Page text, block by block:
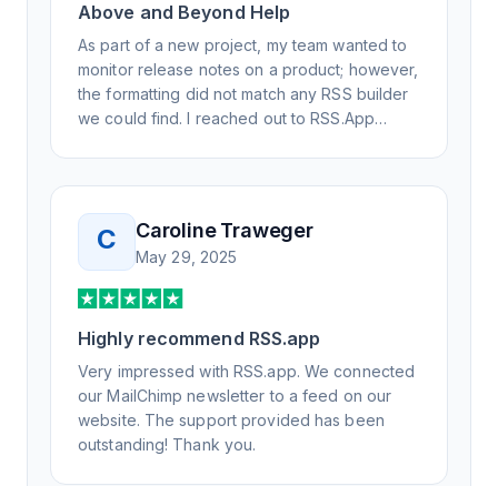
Above and Beyond Help
As part of a new project, my team wanted to
monitor release notes on a product; however,
the formatting did not match any RSS builder
we could find. I reached out to RSS.App
day, but I spoke to someone who was
knowledgeable, kind, and clearly wanted to
understand the issue. It has been a few
weeks, but after many revisions and direct
support, all of my release notes are in a way
that my users understand and find value in.
Honestly, it has been an exceptional
experience, and I will be pushing everyone I
know to RSS.app for their RSS needs.
C Caroline Traweger
May 29, 2025
Highly recommend RSS.app
Very impressed with RSS.app. We connected
our MailChimp newsletter to a feed on our
website. The support provided has been
outstanding! Thank you.